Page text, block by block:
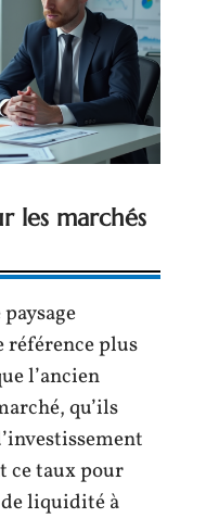
les marchés
plus
l’ancien
qu’ils
ce taux pour
liquidité à